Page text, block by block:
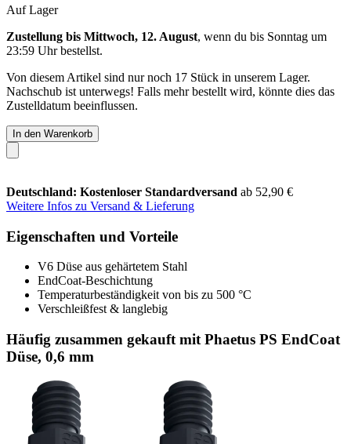
Auf Lager
Zustellung bis Mittwoch, 12. August, wenn du bis Sonntag um
23:59 Uhrbestellst.
Von diesem Artikel sind nur noch 17 Stück in unserem Lager.
Nachschub ist unterwegs! Falls mehr bestellt wird, könnte dies das
Zustelldatum beeinflussen.
In den Warenkorb
Deutschland: Kostenloser Standardversand ab 52,90 €
Weitere Infos zu Versand & Lieferung
Eigenschaften und Vorteile
V6 Düse aus gehärtetem Stahl
EndCoat-Beschichtung
Temperaturbeständigkeit von bis zu 500 °C
Verschleißfest & langlebig
Häufig zusammen gekauft mit Phaetus PS EndCoat
Düse, 0,6 mm